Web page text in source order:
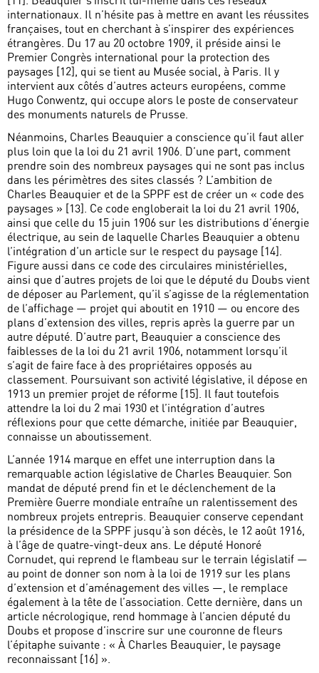
internationaux. Il n’hésite pas à mettre en avant les réussites
françaises, tout en cherchant à s’inspirer des expériences
étrangères. Du 17 au 20 octobre 1909, il préside ainsi le
Premier Congrès international pour la protection des
paysages [12], qui se tient au Musée social, à Paris. Il y
intervient aux côtés d’autres acteurs européens, comme
Hugo Conwentz, qui occupe alors le poste de conservateur
des monuments naturels de Prusse.
Néanmoins, Charles Beauquier a conscience qu’il faut aller
plus loin que la loi du 21 avril 1906. D’une part, comment
prendre soin des nombreux paysages qui ne sont pas inclus
dans les périmètres des sites classés ? L’ambition de
Charles Beauquier et de la SPPF est de créer un « code des
paysages » [13]. Ce code engloberait la loi du 21 avril 1906,
ainsi que celle du 15 juin 1906 sur les distributions d’énergie
électrique, au sein de laquelle Charles Beauquier a obtenu
l’intégration d’un article sur le respect du paysage [14].
Figure aussi dans ce code des circulaires ministérielles,
ainsi que d’autres projets de loi que le député du Doubs vient
de déposer au Parlement, qu’il s’agisse de la réglementation
de l’affichage — projet qui aboutit en 1910 — ou encore des
plans d’extension des villes, repris après la guerre par un
autre député. D’autre part, Beauquier a conscience des
faiblesses de la loi du 21 avril 1906, notamment lorsqu’il
s’agit de faire face à des propriétaires opposés au
classement. Poursuivant son activité législative, il dépose en
1913 un premier projet de réforme [15]. Il faut toutefois
attendre la loi du 2 mai 1930 et l’intégration d’autres
réflexions pour que cette démarche, initiée par Beauquier,
connaisse un aboutissement.
L’année 1914 marque en effet une interruption dans la
remarquable action législative de Charles Beauquier. Son
mandat de député prend fin et le déclenchement de la
Première Guerre mondiale entraîne un ralentissement des
nombreux projets entrepris. Beauquier conserve cependant
la présidence de la SPPF jusqu’à son décès, le 12 août 1916,
à l’âge de quatre-vingt-deux ans. Le député Honoré
Cornudet, qui reprend le flambeau sur le terrain législatif —
au point de donner son nom à la loi de 1919 sur les plans
d’extension et d’aménagement des villes —, le remplace
également à la tête de l’association. Cette dernière, dans un
article nécrologique, rend hommage à l’ancien député du
Doubs et propose d’inscrire sur une couronne de fleurs
l’épitaphe suivante : « À Charles Beauquier, le paysage
reconnaissant [16] ».